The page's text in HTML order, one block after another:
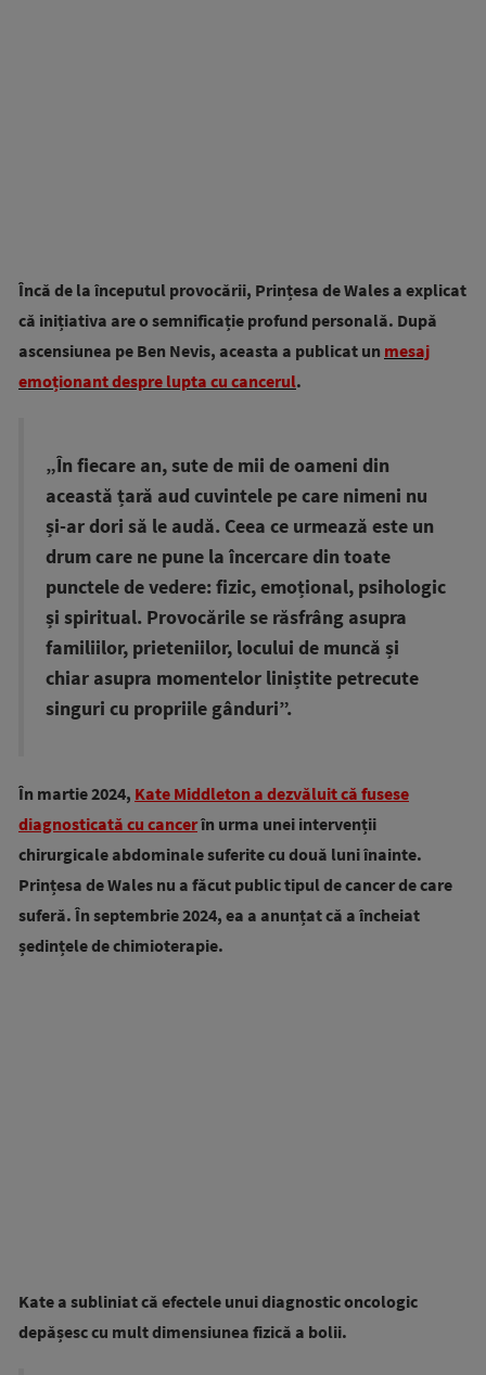
Încă de la începutul provocării, Prințesa de Wales a explicat
că inițiativa are o semnificație profund personală. După
ascensiunea pe Ben Nevis, aceasta a publicat un mesaj
emoționant despre lupta cu cancerul.
„În fiecare an, sute de mii de oameni din
această țară aud cuvintele pe care nimeni nu
și-ar dori să le audă. Ceea ce urmează este un
drum care ne pune la încercare din toate
punctele de vedere: fizic, emoțional, psihologic
și spiritual. Provocările se răsfrâng asupra
familiilor, prieteniilor, locului de muncă și
chiar asupra momentelor liniștite petrecute
singuri cu propriile gânduri”.
În martie 2024, Kate Middleton a dezvăluit că fusese
diagnosticată cu cancerîn urma unei intervenții
chirurgicale abdominale suferite cu două luni înainte.
Prințesa de Wales nu a făcut public tipul de cancer de care
suferă. În septembrie 2024, ea a anunțat că a încheiat
ședințele de chimioterapie.
Kate a subliniat că efectele unui diagnostic oncologic
depășesc cu mult dimensiunea fizică a bolii.